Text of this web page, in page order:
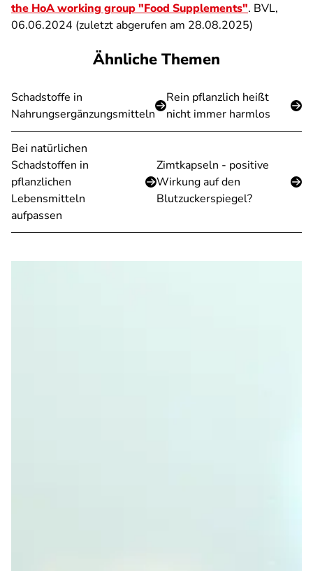
the HoA working group "Food Supplements". BVL,
06.06.2024 (zuletzt abgerufen am 28.08.2025)
Ähnliche Themen
Schadstoffe in
Nahrungsergänzungsmitteln
Rein pflanzlich heißt
nicht immer harmlos
Bei natürlichen
Schadstoffen in
pflanzlichen
Lebensmitteln
aufpassen
Zimtkapseln - positive
Wirkung auf den
Blutzuckerspiegel?